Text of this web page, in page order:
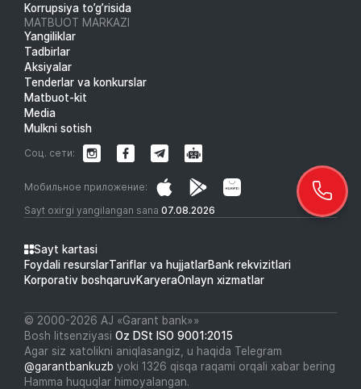
Korrupsiya to’g’risida
MATBUOT MARKAZI
Yangiliklar
Tadbirlar
Aksiyalar
Tenderlar va konkurslar
Matbuot-kit
Media
Mulkni sotish
Sayt oxirgi yangilangan sana 07.08.2026
Мобильное приложение:
Соц. сети:
Sayt kartasi
Foydali resurslarTariflar va hujjatlarBank rekvizitlari
Korporativ boshqaruvKaryeraOnlayn xizmatlar
© 2000-2026 АJ «Garant bank»»
Bosh litsenziyasi Oz DSt ISO 9001:2015
Agar siz xatolikni aniqlasangiz, u haqida Telegram
@garantbankuzb yoki 1326 qisqa raqami orqali xabar bering
Hamma huquqlar himoyalangan.